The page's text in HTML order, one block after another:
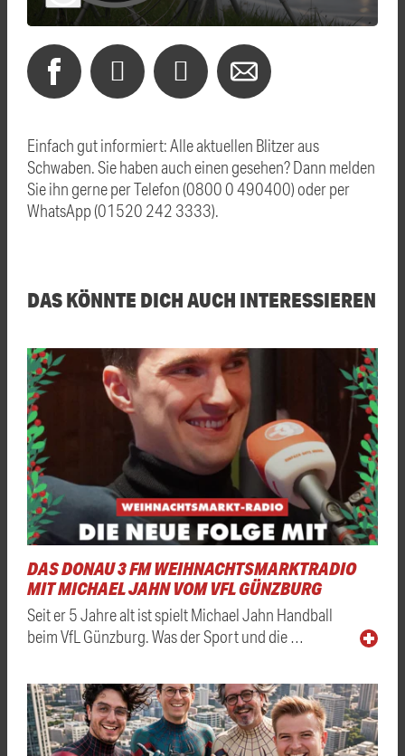
Einfach gut informiert: Alle aktuellen Blitzer aus
Schwaben. Sie haben auch einen gesehen? Dann melden
Sie ihn gerne per Telefon (0800 0 490400) oder per
WhatsApp (01520 242 3333).
DAS KÖNNTE DICH AUCH INTERESSIEREN
DAS DONAU 3 FM WEIHNACHTSMARKTRADIO
MIT MICHAEL JAHN VOM VFL GÜNZBURG
Seit er 5 Jahre alt ist spielt Michael Jahn Handball
beim VfL Günzburg. Was der Sport und die …